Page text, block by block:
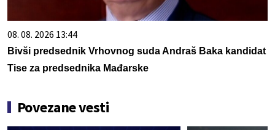
08. 08. 2026 13:44
Bivši predsednik Vrhovnog suda Andraš Baka kandidat
Tise za predsednika Mađarske
Povezane vesti